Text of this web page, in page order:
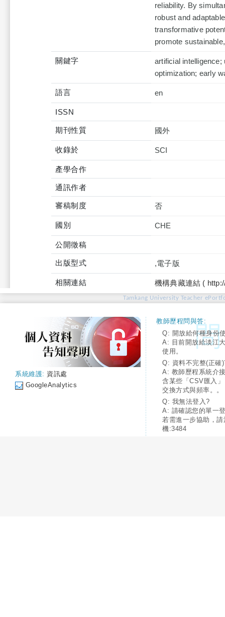
reliability. By
robust and
transformative
promote
關鍵字
artificial
optimization; early
語言 en
ISSN
期刊性質 國外
收錄於
產學合作
通訊作者
審稿制度 否
國別 CHE
公開徵稿
出版型式 ,電子版
相關連結 機構典藏連結 (
Tamkang University Teacher
系統維護: 資訊處
GoogleAnalytics
教師歷程問與答:
Q: 開放給何種身份
A: 目前開放給淡江
使用。
Q: 資料不完整(正確
A: 教師歷程系統介
含某些「CSV匯入
交換方式與頻率。。
Q: 我無法登入?
A: 請確認您的單一
若需進一步協助，
機:3484